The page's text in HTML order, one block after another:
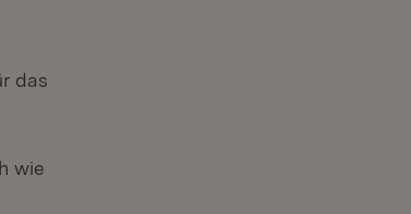
in neuem Fenster)
das
wie